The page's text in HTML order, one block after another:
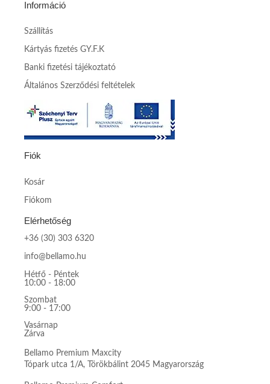
Információ
Szállítás
Kártyás fizetés GY.F.K
Banki fizetési tájékoztató
Általános Szerződési feltételek
Fiók
Kosár
Fiókom
Elérhetőség
+36 (30) 303 6320
info@bellamo.hu
Hétfő - Péntek
10:00 - 18:00
Szombat
9:00 - 17:00
Vasárnap
Zárva
Bellamo Premium Maxcity
Tópark utca 1/A, Törökbálint 2045 Magyarország